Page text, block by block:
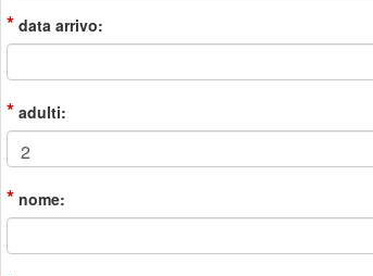
* data arrivo:
* adulti:
* nome: